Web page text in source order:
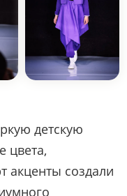
детскую
цвета,
акценты создали